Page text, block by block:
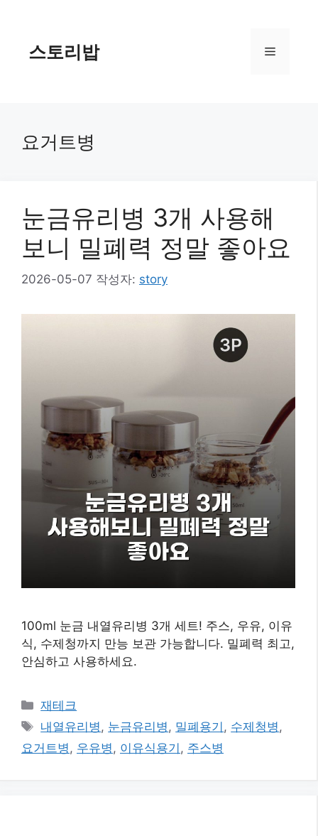
스토리밥 메
요거트병
눈금유리병 3개 사용해
보니 밀폐력 정말 좋아요
2026-05-07 작성자: story
100ml 눈금 내열유리병 3개 세트! 주스, 우유, 이유
식, 수제청까지 만능 보관 가능합니다. 밀폐력 최고,
안심하고 사용하세요.
카
테
고
리
재테크
태
그
내열유리병 , 눈금유리병 , 밀폐용기 , 수제청병 ,
요거트병 , 우유병 , 이유식용기 , 주스병